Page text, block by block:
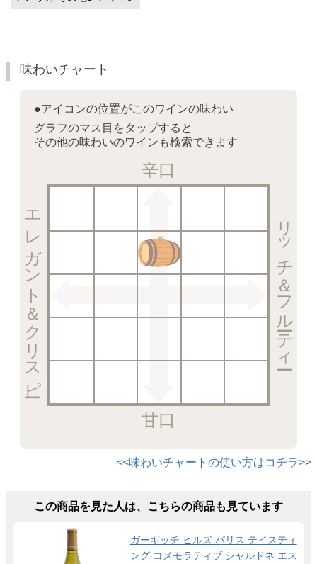
味わいチャート
●アイコンの位置がこのワインの味わい
グラフのマス目をタップすると
その他の味わいのワインも検索できます
辛口
リッチ＆フルーティー
甘口
エレガント＆クリスピー
<<味わいチャートの使い方はコチラ>>
この商品を見た人は、こちらの商品も見ています
ガーギッチ ヒルズ パリス テイスティ
ング コメモラティブ シャルドネ エス